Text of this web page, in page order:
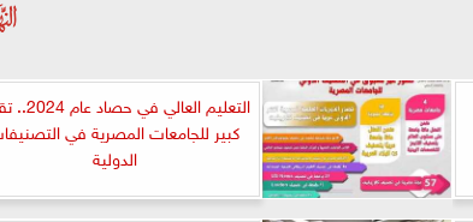
التعليم العالي
كبير للجامعات المصرية في
الدولية